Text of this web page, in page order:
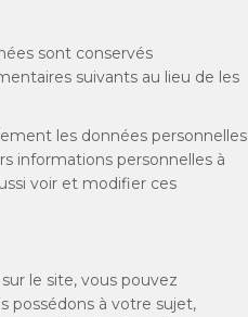
sont conservés
suivants au lieu de les
les données personnelles
informations personnelles à
voir et modifier ces
le site, vous pouvez
possédons à votre sujet,